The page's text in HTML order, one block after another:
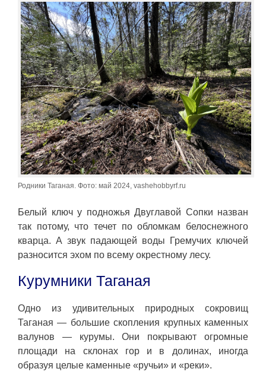
Родники Таганая. Фото: май 2024, vashehobbyrf.ru
Белый ключ у подножья Двуглавой Сопки назван
так потому, что течет по обломкам белоснежного
кварца. А звук падающей воды Гремучих ключей
разносится эхом по всему окрестному лесу.
Курумники Таганая
Одно из удивительных природных сокровищ
Таганая — большие скопления крупных каменных
валунов — курумы. Они покрывают огромные
площади на склонах гор и в долинах, иногда
образуя целые каменные «ручьи» и «реки».